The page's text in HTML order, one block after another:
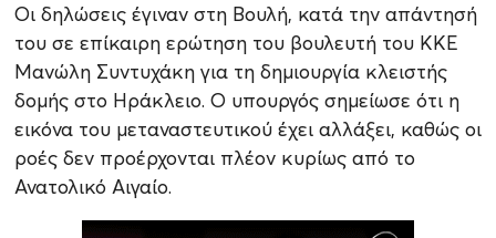
Οι δηλώσεις έγιναν στη Βουλή, κατά την απάντησή
του σε επίκαιρη ερώτηση του βουλευτή του ΚΚΕ
Μανώλη Συντυχάκη για τη δημιουργία κλειστής
δομής στο Ηράκλειο. Ο υπουργός σημείωσε ότι η
εικόνα του μεταναστευτικού έχει αλλάξει, καθώς οι
ροές δεν προέρχονται πλέον κυρίως από το
Ανατολικό Αιγαίο.